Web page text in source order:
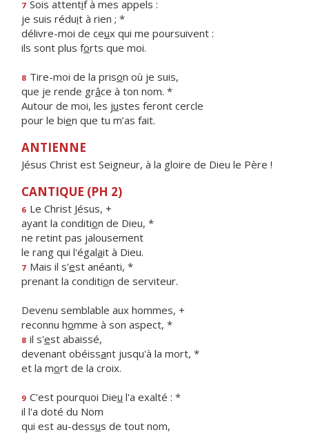
7 Sois attentif à mes appels :
je suis réduit à rien ; *
délivre-moi de ceux qui me poursuivent :
ils sont plus forts que moi.
8 Tire-moi de la prison où je suis,
que je rende grâce à ton nom. *
Autour de moi, les justes feront cercle
pour le bien que tu m’as fait.
ANTIENNE
Jésus Christ est Seigneur, à la gloire de Dieu le Père !
CANTIQUE (PH 2)
6 Le Christ Jésus, +
ayant la condition de Dieu, *
ne retint pas jalousement
le rang qui l'égalait à Dieu.
7 Mais il s'est anéanti, *
prenant la condition de serviteur.
Devenu semblable aux hommes, +
reconnu homme à son aspect, *
8 il s'est abaissé,
devenant obéissant jusqu'à la mort, *
et la mort de la croix.
9 C'est pourquoi Dieu l'a exalté : *
il l'a doté du Nom
qui est au-dessus de tout nom,